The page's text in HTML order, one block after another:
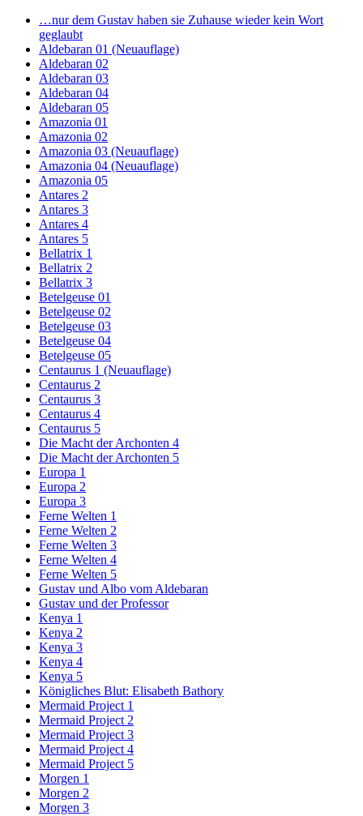
…nur dem Gustav haben sie Zuhause wieder kein Wort
geglaubt
Aldebaran 01 (Neuauflage)
Aldebaran 02
Aldebaran 03
Aldebaran 04
Aldebaran 05
Amazonia 01
Amazonia 02
Amazonia 03 (Neuauflage)
Amazonia 04 (Neuauflage)
Amazonia 05
Antares 2
Antares 3
Antares 4
Antares 5
Bellatrix 1
Bellatrix 2
Bellatrix 3
Betelgeuse 01
Betelgeuse 02
Betelgeuse 03
Betelgeuse 04
Betelgeuse 05
Centaurus 1 (Neuauflage)
Centaurus 2
Centaurus 3
Centaurus 4
Centaurus 5
Die Macht der Archonten 4
Die Macht der Archonten 5
Europa 1
Europa 2
Europa 3
Ferne Welten 1
Ferne Welten 2
Ferne Welten 3
Ferne Welten 4
Ferne Welten 5
Gustav und Albo vom Aldebaran
Gustav und der Professor
Kenya 1
Kenya 2
Kenya 3
Kenya 4
Kenya 5
Königliches Blut: Elisabeth Bathory
Mermaid Project 1
Mermaid Project 2
Mermaid Project 3
Mermaid Project 4
Mermaid Project 5
Morgen 1
Morgen 2
Morgen 3